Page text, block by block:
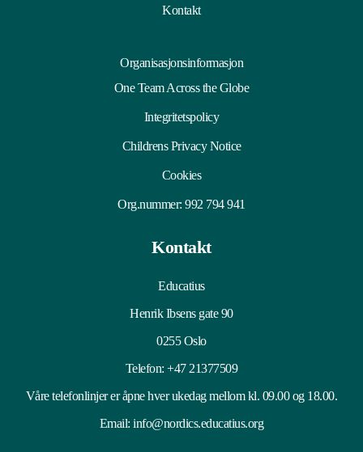
Kontakt
Organisasjonsinformasjon
One Team Across the Globe
Integritetspolicy
Childrens Privacy Notice
Cookies
Org.nummer: 992 794 941
Kontakt
Educatius
Henrik Ibsens gate 90
0255 Oslo
Telefon:+47 21377509
Våre telefonlinjer er åpne hver ukedag mellom kl. 09.00 og 18.00.
Email:info@nordics.educatius.org